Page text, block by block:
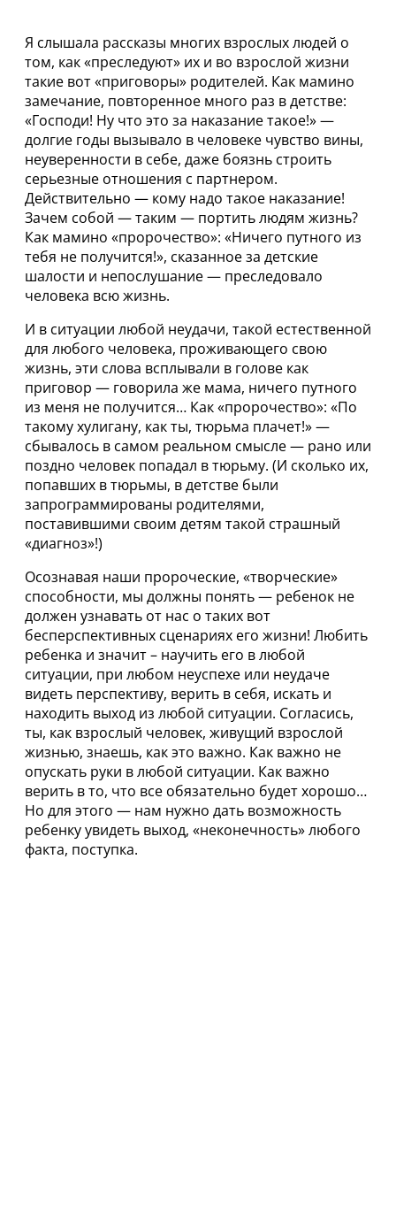
Я слышала рассказы многих взрослых людей о
том, как «преследуют» их и во взрослой жизни
такие вот «приговоры» родителей. Как мамино
замечание, повторенное много раз в детстве:
«Господи! Ну что это за наказание такое!» —
долгие годы вызывало в человеке чувство вины,
неуверенности в себе, даже боязнь строить
серьезные отношения с партнером.
Действительно — кому надо такое наказание!
Зачем собой — таким — портить людям жизнь?
Как мамино «пророчество»: «Ничего путного из
тебя не получится!», сказанное за детские
шалости и непослушание — преследовало
человека всю жизнь.
И в ситуации любой неудачи, такой естественной
для любого человека, проживающего свою
жизнь, эти слова всплывали в голове как
приговор — говорила же мама, ничего путного
из меня не получится… Как «пророчество»: «По
такому хулигану, как ты, тюрьма плачет!» —
сбывалось в самом реальном смысле — рано или
поздно человек попадал в тюрьму. (И сколько их,
попавших в тюрьмы, в детстве были
запрограммированы родителями,
поставившими своим детям такой страшный
«диагноз»!)
Осознавая наши пророческие, «творческие»
способности, мы должны понять — ребенок не
должен узнавать от нас о таких вот
бесперспективных сценариях его жизни! Любить
ребенка и значит – научить его в любой
ситуации, при любом неуспехе или неудаче
видеть перспективу, верить в себя, искать и
находить выход из любой ситуации. Согласись,
ты, как взрослый человек, живущий взрослой
жизнью, знаешь, как это важно. Как важно не
опускать руки в любой ситуации. Как важно
верить в то, что все обязательно будет хорошо…
Но для этого — нам нужно дать возможность
ребенку увидеть выход, «неконечность» любого
факта, поступка.